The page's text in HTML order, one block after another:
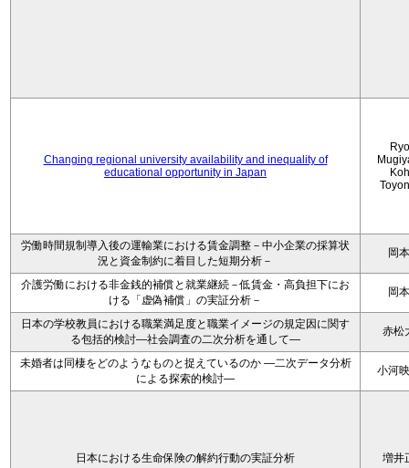
Changing regional university availability and inequality of
educational opportunity in Japan
労働時間規制導入後の運輸業における賃金調整－中小企業の採算状
況と資金制約に着目した短期分析－
岡
介護労働における非金銭的補償と就業継続－低賃金・高負担下にお
ける「虚偽補償」の実証分析－
岡
日本の学校教員における職業満足度と職業イメージの規定因に関す
る包括的検討―社会調査の二次分析を通して―
赤松
未婚者は同棲をどのようなものと捉えているのか —二次データ分析
による探索的検討—
小河
日本における生命保険の解約行動の実証分析 増井